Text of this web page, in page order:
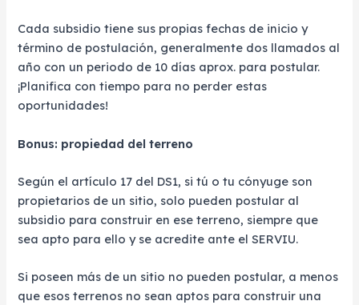
Cada subsidio tiene sus propias fechas de inicio y
término de postulación, generalmente dos llamados al
año con un periodo de 10 días aprox. para postular.
¡Planifica con tiempo para no perder estas
oportunidades!
Bonus: propiedad del terreno
Según el artículo 17 del DS1, si tú o tu cónyuge son
propietarios de un sitio, solo pueden postular al
subsidio para construir en ese terreno, siempre que
sea apto para ello y se acredite ante el SERVIU.
Si poseen más de un sitio no pueden postular, a menos
que esos terrenos no sean aptos para construir una